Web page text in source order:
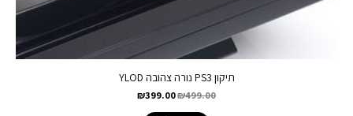
תיקון PS3 נורה צהובה YLOD
₪499.00
₪399.00